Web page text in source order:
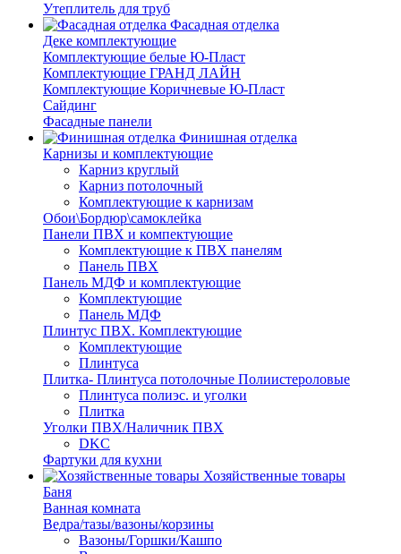
Утеплитель для труб
Фасадная отделка
Деке комплектующие
Комплектующие белые Ю-Пласт
Комплектующие ГРАНД ЛАЙН
Комплектующие Коричневые Ю-Пласт
Сайдинг
Фасадные панели
Финишная отделка
Карнизы и комплектующие
Карниз круглый
Карниз потолочный
Комплектующие к карнизам
Обои\Бордюр\самоклейка
Панели ПВХ и компектующие
Комплектующие к ПВХ панелям
Панель ПВХ
Панель МДФ и комплектующие
Комплектующие
Панель МДФ
Плинтус ПВХ. Комплектующие
Комплектующие
Плинтуса
Плитка- Плинтуса потолочные Полиистероловые
Плинтуса полиэс. и уголки
Плитка
Уголки ПВХ/Наличник ПВХ
DKC
Фартуки для кухни
Хозяйственные товары
Баня
Ванная комната
Ведра/тазы/вазоны/корзины
Вазоны/Горшки/Кашпо